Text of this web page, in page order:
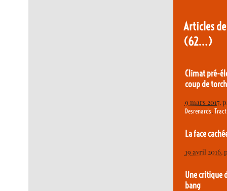
Articles
(62…)
Climat pré-
coup de
9 mars 2017,
Desrenards,
La face
19 avril 2016,
Une critique
bang